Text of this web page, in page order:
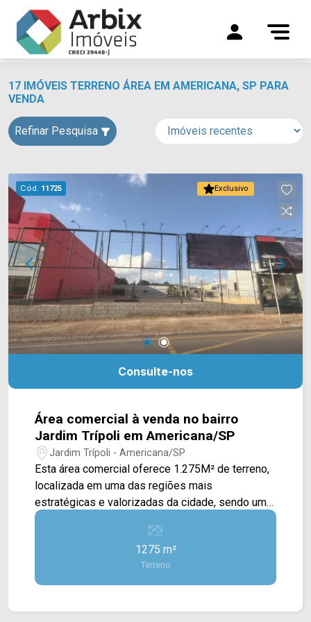
17 IMÓVEIS TERRENO ÁREA EM AMERICANA, SP PARA
VENDA
Refinar Pesquisa
Exclusivo
Cód. 11725
Consulte-nos
Área comercial à venda no bairro
Jardim Trípoli em Americana/SP
Jardim Trípoli - Americana/SP
Esta área comercial oferece 1.275M² de terreno,
localizada em uma das regiões mais
estratégicas e valorizadas da cidade, sendo uma
excelente oportunidade para investidores e
empresas que buscam visibilidade, fluxo
constante de pessoas e fácil acesso às
de frente por 50 metros de profundidade, o
1275 m²
Terreno